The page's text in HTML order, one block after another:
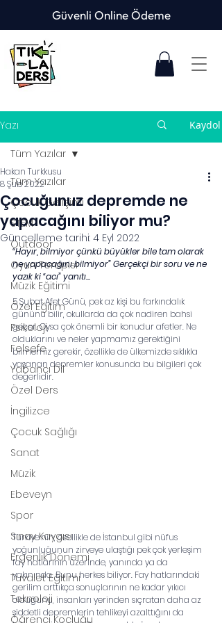
Güvenli Online Ödeme
Yazı Kaydol
Tüm Yazılar
Çocuk Gelişimi
STEM
Outdoor
Oyun Terapisi
Müzik Eğitimi
Özel Eğitim
Psikoloji
Felsefe
Yabancı Dil
Özel Ders
İngilizce
Çocuk Sağlığı
Sanat
Müzik
Ebeveyn
Spor
Sınav Kaygısı
Ergenlik Dönemi
Tuvalet Eğitimi
Teknoloji
Öğrenci Koçluğu
Tüm Yazılar
Çocuğunuz depremde ne
yapacağını biliyor mu?
Hakan Turkkusu
8 Şub 2022
Güncelleme tarihi: 4 Eyl 2022
“Hayır, bilmiyor çünkü büyükler bile tam olarak
ne yapacağını bilmiyor” Gerçekçi bir soru ve ne
yazık ki “acı” yanıtı...
5 Şubat Afet Günü, pek az kişi bu farkındalık
gününü bilir, okullarda da çok nadiren bahsi
geçer. Oysa çok önemli bir konudur afetler. Ne
olduklarını ve neler yapmamız gerektiğini
bilmemiz gerekir, özellikle de ülkemizde sıklıkla
yaşanan depremler konusunda bu bilgileri çok
değerlidir.
Türkiye’nin, özellikle de İstanbul gibi nüfus
yoğunluğunun zirveye ulaştığı pek çok yerleşim
fay hatlarının üzerinde, yanında ya da
yakınında. Bunu herkes biliyor. Fay hatlarındaki
gerilim arttıkça sonuçlarının ne kadar yıkıcı
olduğunu, insanları yerinden sıçratan daha az
şiddetli depremlerin tehlikeyi azalttığını da